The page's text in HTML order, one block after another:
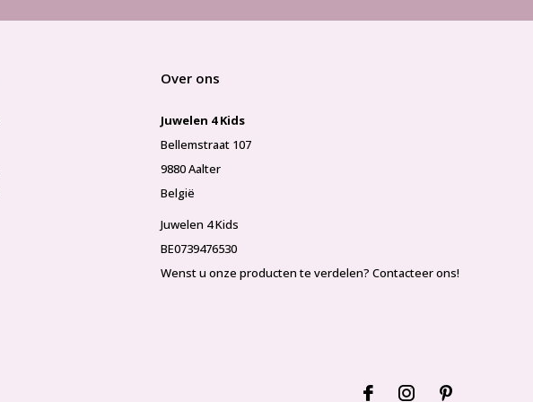
Over ons
Juwelen 4 Kids
Bellemstraat 107
9880 Aalter
België
Juwelen 4 Kids
BE0739476530
Wenst u onze producten te verdelen? Contacteer ons!